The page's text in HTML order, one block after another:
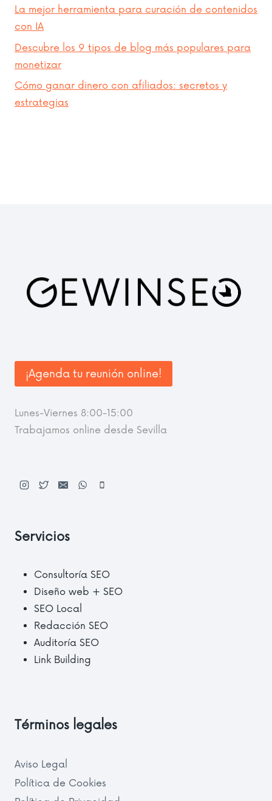
La mejor herramienta para curación de contenidos
con IA
Descubre los 9 tipos de blog más populares para
monetizar
Cómo ganar dinero con afiliados: secretos y
estrategias
¡Agenda tu reunión online!
Lunes-Viernes 8:00-15:00
Trabajamos online desde Sevilla
Servicios
Consultoría SEO
Diseño web + SEO
SEO Local
Redacción SEO
Auditoría SEO
Link Building
Términos legales
Aviso Legal
Política de Cookies